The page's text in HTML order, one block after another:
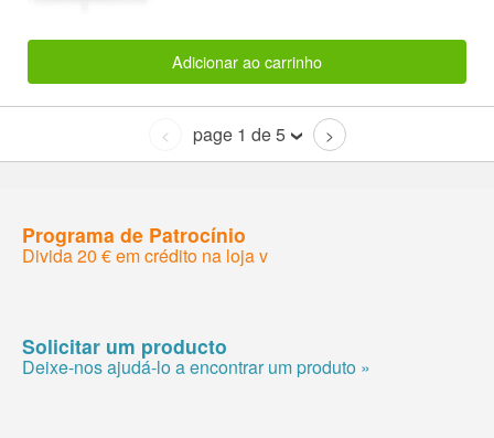
Adicionar ao carrinho
< page 1 de 5 >
Programa de Patrocínio
Divida 20 € em crédito na loja v
Solicitar um producto
Deixe-nos ajudá-lo a encontrar um produto »